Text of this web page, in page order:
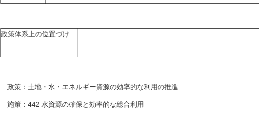
政策体系上の位置づけ
政策：土地・水・エネルギー資源の効率的な利用の推進
施策：442 水資源の確保と効率的な総合利用